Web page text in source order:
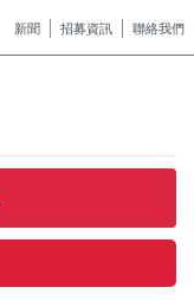
新聞 招募資訊 聯絡我們